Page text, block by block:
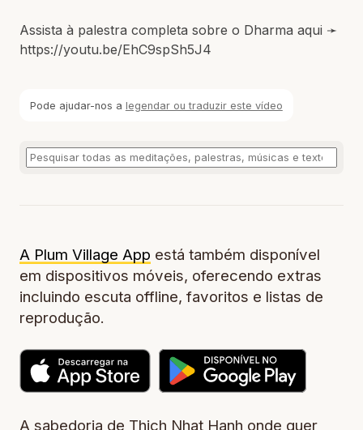
Assista à palestra completa sobre o Dharma aqui ➛
https://youtu.be/EhC9spSh5J4
Pode ajudar-nos a legendar ou traduzir este vídeo
A Plum Village App está também disponível
em dispositivos móveis, oferecendo extras
incluindo escuta offline, favoritos e listas de
reprodução.
A sabedoria de Thich Nhat Hanh onde quer